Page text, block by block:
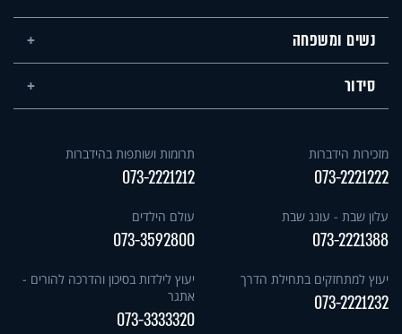
נשים ומשפחה
סידור
מזכירות הידברות
073-2221222
תרומות ושותפות בהידברות
073-2221212
עלון שבת - עונג שבת
073-2221388
עולם הילדים
073-3592800
יעוץ למתחזקים בתחילת הדרך
073-2221232
יעוץ לילדות בסיכון והדרכה להורים -
אתגר
073-3333320